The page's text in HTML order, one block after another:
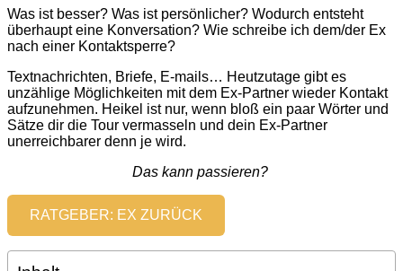
Was ist besser? Was ist persönlicher? Wodurch entsteht
überhaupt eine Konversation? Wie schreibe ich dem/der Ex
nach einer Kontaktsperre?
Textnachrichten, Briefe, E-mails… Heutzutage gibt es
unzählige Möglichkeiten mit dem Ex-Partner wieder Kontakt
aufzunehmen. Heikel ist nur, wenn bloß ein paar Wörter und
Sätze dir die Tour vermasseln und dein Ex-Partner
unerreichbarer denn je wird.
Das kann passieren?
RATGEBER: EX ZURÜCK